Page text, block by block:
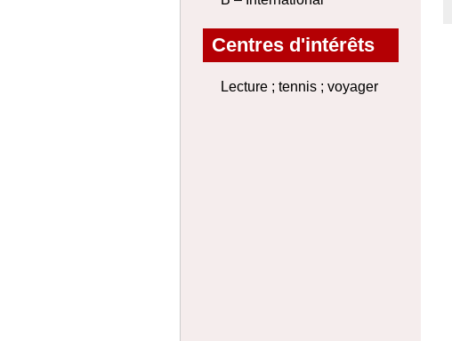
Centres d'intérêts
Lecture ; tennis ; voyager